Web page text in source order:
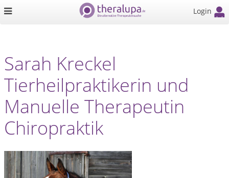
Login
Sarah Kreckel
Tierheilpraktikerin und
Manuelle Therapeutin
Chiropraktik